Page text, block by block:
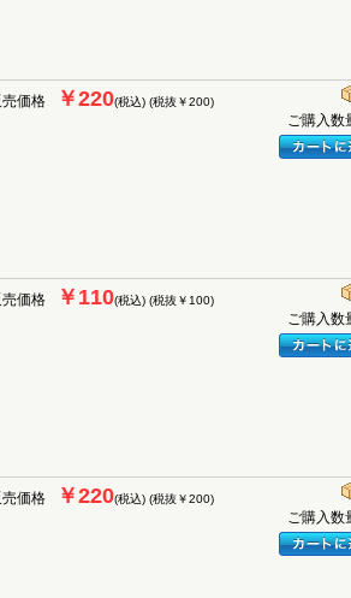
価格 ￥220(税込) (税抜￥200)
ご購入数
価格 ￥110(税込) (税抜￥100)
ご購入数
価格 ￥220(税込) (税抜￥200)
ご購入数